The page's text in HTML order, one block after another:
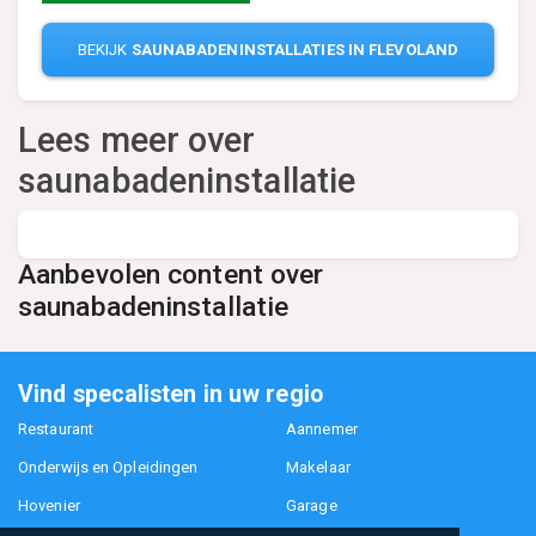
BEKIJK SAUNABADENINSTALLATIES IN FLEVOLAND
Lees meer over
saunabadeninstallatie
Aanbevolen content over
saunabadeninstallatie
Vind specalisten in uw regio
Restaurant Aannemer
Onderwijs en Opleidingen Makelaar
Hovenier Garage